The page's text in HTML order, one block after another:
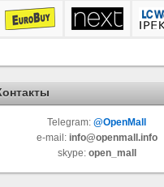
Telegram: @OpenMall
e-mail: info@openmall.info
skype: open_mall